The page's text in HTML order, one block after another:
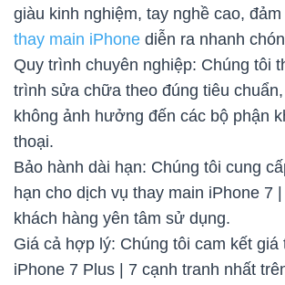
giàu kinh nghiệm, tay nghề cao,
thay main iPhone diễn ra nhanh
Quy trình chuyên nghiệp: Chúng tôi
trình sửa chữa theo đúng tiêu
không ảnh hưởng đến các bộ phận
thoại.
Bảo hành dài hạn: Chúng tôi cung
hạn cho dịch vụ thay main iPhone 7
khách hàng yên tâm sử dụng.
Giá cả hợp lý: Chúng tôi cam kết giá
iPhone 7 Plus | 7 cạnh tranh nhất